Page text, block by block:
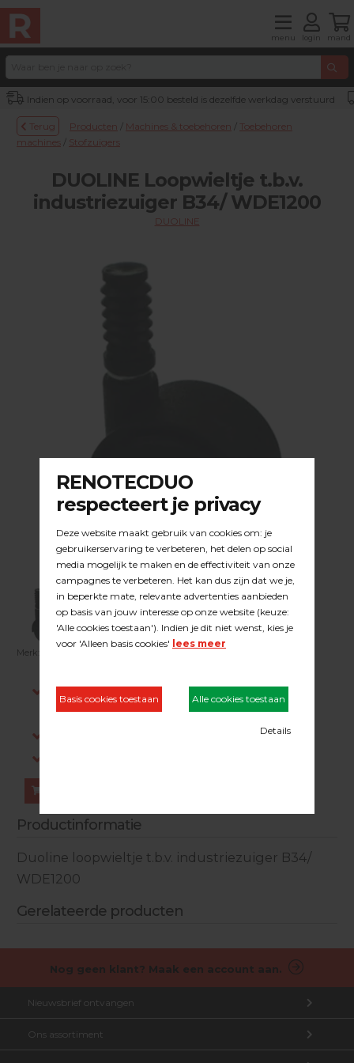
menu login mand
Indien op voorraad, voor 15:00 besteld is dezelfde werkdag verstuurd
Terug Producten / Machines & toebehoren / Toebehoren
machines / Stofzuigers
DUOLINE Loopwieltje t.b.v.
industriezuiger B34/ WDE1200
DUOLINE
Merk:
Indien op voorraad, voor 15:00 besteld is
dezelfde werkdag verstuurd.
Gratis verzending in NL vanaf €200,-
Productinformatie
Duoline loopwieltje t.b.v. industriezuiger B34/
WDE1200
Gerelateerde producten
Nog geen klant? Maak een account aan.
Nieuwsbrief ontvangen
Aanmelden nieuwsbrief
Ons assortiment